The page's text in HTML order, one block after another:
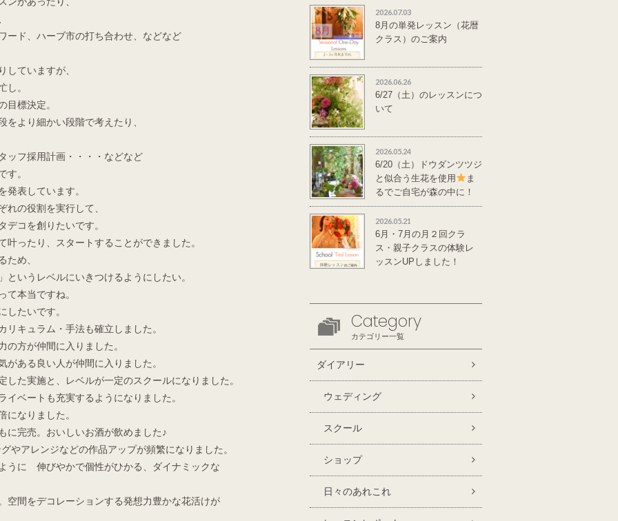
ード、ハーブ市の打ち合わせ、などなど
していますが、
し。
目標決定。
より細かい段階で考えたり、
ッフ採用計画・・・・などなど
す。
発表しています。
れの役割を実行して、
デコを創りたいです。
ったり、スタートすることができました。
ため、
いうレベルにいきつけるようにしたい。
て本当ですね。
したいです。
リキュラム・手法も確立しました。
の方が仲間に入りました。
がある良い人が仲間に入りました。
した実施と、レベルが一定のスクールになりました。
イベートも充実するようになりました。
になりました。
に完売。おいしいお酒が飲めました♪
やアレンジなどの作品アップが頻繁になりました。
うに 伸びやかで個性がひかる、ダイナミックな
空間をデコレーションする発想力豊かな花活けが
2026.07.03
8月の単発レッスン（花暦
クラス）のご案内
2026.06.26
6/27（土）のレッスンにつ
いて
2026.05.24
6/20（土）ドウダンツツジ
と似合う生花を使用
ま
るでご自宅が森の中に！
単発レッスンのご案
内
2026.05.21
6月・7月の月２回クラ
ス・親子クラスの体験レ
ッスンUPしました！
Category
カテゴリー一覧
ダイアリー
ウェディング
スクール
ショップ
日々のあれこれ